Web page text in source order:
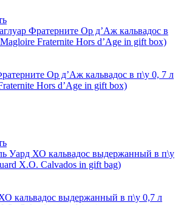
Ор д’Аж кальвадос в п\у 0, 7 л
Hors d’Age in gift box)
кальвадос выдержанный в п\у 0,7 л